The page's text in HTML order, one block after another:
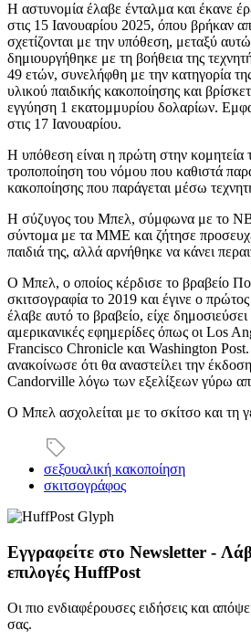
Η αστυνομία έλαβε ένταλμα και έκανε
στις 15 Ιανουαρίου 2025, όπου βρήκαν
σχετίζονται με την υπόθεση, μεταξύ
δημιουργήθηκε με τη βοήθεια της
49 ετών, συνελήφθη με την κατηγορία
υλικού παιδικής κακοποίησης και
εγγύηση 1 εκατομμυρίου δολαρίων.
στις 17 Ιανουαρίου.
Η υπόθεση είναι η πρώτη στην κομητεία
τροποποίηση του νόμου που καθιστά
κακοποίησης που παράγεται μέσω
Η σύζυγος του Μπελ, σύμφωνα με το
σύντομα με τα ΜΜΕ και ζήτησε
παιδιά της, αλλά αρνήθηκε να κάνει
Ο Μπελ, ο οποίος κέρδισε το βραβείο
σκιτσογραφία το 2019 και έγινε ο
έλαβε αυτό το βραβείο, είχε
αμερικανικές εφημερίδες όπως οι Los
Francisco Chronicle και Washington
ανακοίνωσε ότι θα αναστείλει την
Candorville λόγω των εξελίξεων γύρω
Ο Μπελ ασχολείται με το σκίτσο και τη
σεξουαλική κακοποίηση
σκιτσογράφος
Εγγραφείτε στο Newsletter -
επιλογές HuffPost
Οι πιο ενδιαφέρουσες ειδήσεις και
σας.